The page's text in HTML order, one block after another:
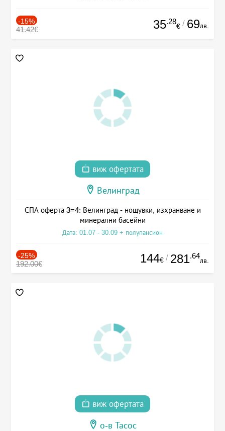
-15%
41.42€ 35.28
€ / 69лв.
виж офертата
Велинград
СПА оферта 3=4: Велинград - нощувки, изхранване и
минерални басейни
Дата: 01.07 - 30.09 + полупансион
-25%
192.00€ 144€ / 281.64
лв.
виж офертата
о-в Тасос